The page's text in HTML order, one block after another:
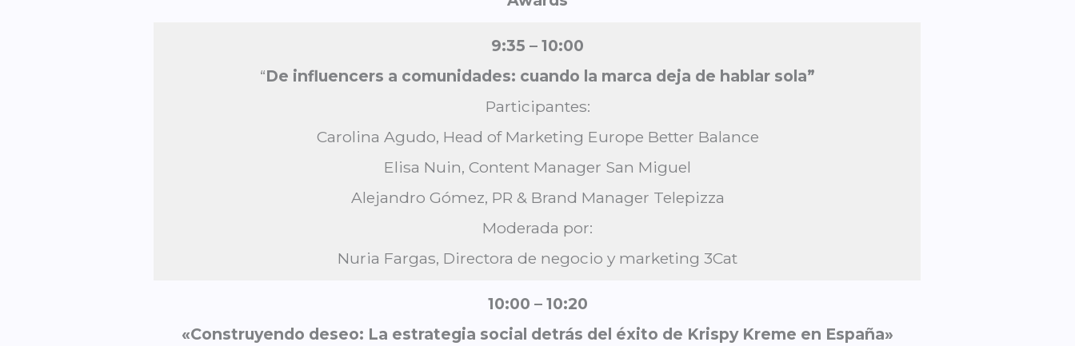
9:35 – 10:00
“De influencers a comunidades: cuando la marca deja de hablar sola”
Participantes:
Carolina Agudo, Head of Marketing Europe Better Balance
Elisa Nuin, Content Manager San Miguel
Alejandro Gómez, PR & Brand Manager Telepizza
Moderada por:
Nuria Fargas, Directora de negocio y marketing 3Cat
10:00 – 10:20
«Construyendo deseo: La estrategia social detrás del éxito de Krispy Kreme en España»